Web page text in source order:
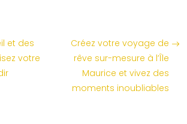
et des
votre
Créez votre voyage de
rêve sur-mesure à l’Île
Maurice et vivez des
moments inoubliables